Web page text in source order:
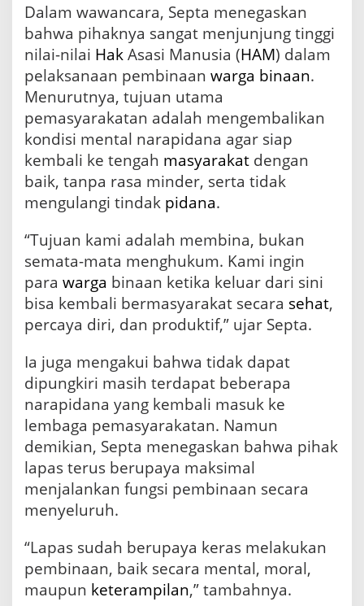
t
n
g
n
y
P
e
m
i
n
a
n
H
u
a
n
s
Dalam wawancara, Septa menegaskan
bahwa pihaknya sangat menjunjung tinggi
nilai-nilai HakAsasi Manusia (HAM) dalam
pelaksanaan pembinaan warga binaan.
Menurutnya, tujuan utama
pemasyarakatan adalah mengembalikan
kondisi mental narapidana agar siap
kembali ke tengah masyarakat dengan
baik, tanpa rasa minder, serta tidak
mengulangi tindak pidana.
“Tujuan kami adalah membina, bukan
semata-mata menghukum. Kami ingin
para warga binaan ketika keluar dari sini
bisa kembali bermasyarakat secara sehat,
percaya diri, dan produktif,” ujar Septa.
Ia juga mengakui bahwa tidak dapat
dipungkiri masih terdapat beberapa
narapidana yang kembali masuk ke
lembaga pemasyarakatan. Namun
demikian, Septa menegaskan bahwa pihak
lapas terus berupaya maksimal
menjalankan fungsi pembinaan secara
menyeluruh.
“Lapas sudah berupaya keras melakukan
pembinaan, baik secara mental, moral,
maupun keterampilan,” tambahnya.